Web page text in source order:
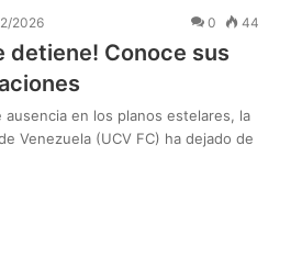
2026 0 44
detiene! Conoce sus
ausencia en los planos estelares, la
Venezuela (UCV FC) ha dejado de